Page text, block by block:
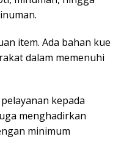
item. Ada bahan kue
dalam memenuhi
kepada
menghadirkan
minimum